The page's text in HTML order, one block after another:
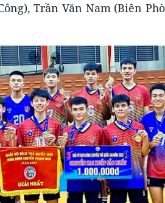
Trần Văn Nam (Biên